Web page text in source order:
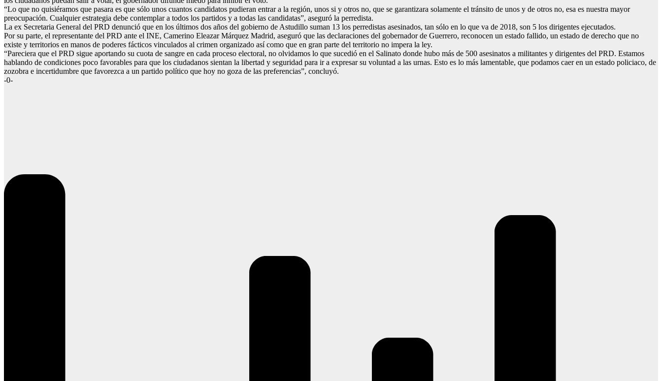
“Lo que no quisiéramos que pasara es que sólo unos cuantos candidatos pudieran entrar a la región, unos si y otros no, que se garantizara solamente el tránsito de unos y de otros no, esa es nuestra mayor
preocupación. Cualquier estrategia debe contemplar a todos los partidos y a todas las candidatas”, aseguró la perredista.
La ex Secretaria General del PRD denunció que en los últimos dos años del gobierno de Astudillo suman 13 los perredistas asesinados, tan sólo en lo que va de 2018, son 5 los dirigentes ejecutados.
Por su parte, el representante del PRD ante el INE, Camerino Eleazar Márquez Madrid, aseguró que las declaraciones del gobernador de Guerrero, reconocen un estado fallido, un estado de derecho que no
existe y territorios en manos de poderes fácticos vinculados al crimen organizado así como que en gran parte del territorio no impera la ley.
“Pareciera que el PRD sigue aportando su cuota de sangre en cada proceso electoral, no olvidamos lo que sucedió en el Salinato donde hubo más de 500 asesinatos a militantes y dirigentes del PRD. Estamos
hablando de condiciones poco favorables para que los ciudadanos sientan la libertad y seguridad para ir a expresar su voluntad a las urnas. Esto es lo más lamentable, que podamos caer en un estado policiaco, de
zozobra e incertidumbre que favorezca a un partido político que hoy no goza de las preferencias”, concluyó.
-0-